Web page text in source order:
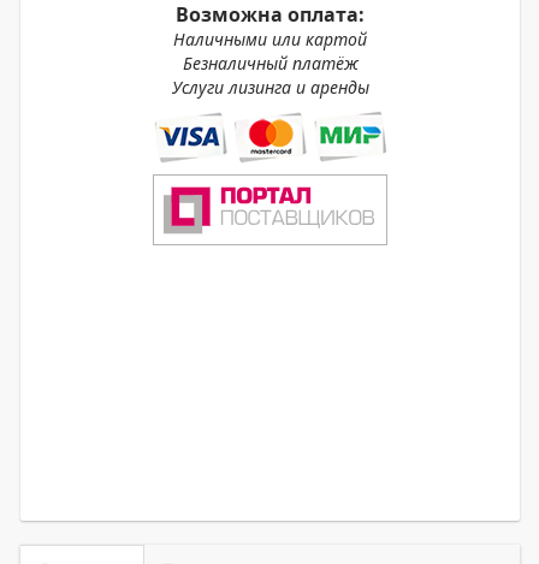
Возможна оплата:
Наличными или картой
Безналичный платёж
Услуги лизинга и аренды